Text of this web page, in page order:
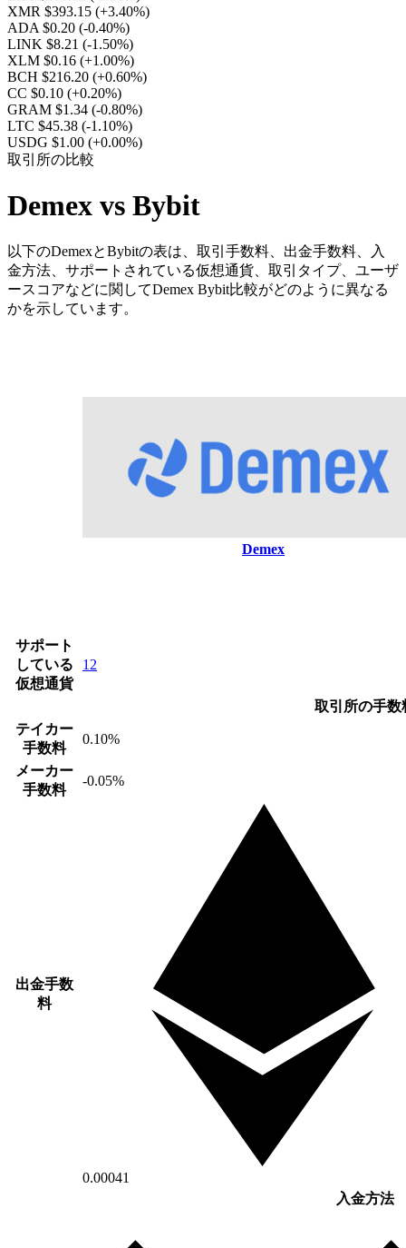
XMR $393.15 (+3.40%)
ADA $0.20 (-0.40%)
LINK $8.21 (-1.50%)
XLM $0.16 (+1.00%)
BCH $216.20 (+0.60%)
CC $0.10 (+0.20%)
GRAM $1.34 (-0.80%)
LTC $45.38 (-1.10%)
USDG $1.00 (+0.00%)
取引所の比較
Demex vs Bybit
以下のDemexとBybitの表は、取引手数料、出金手数料、入
金方法、サポートされている仮想通貨、取引タイプ、ユーザ
ースコアなどに関してDemex Bybit比較がどのように異なる
かを示しています。
Demex
サポート
している
仮想通貨
12
取引所の手数
テイカー
手数料
0.10%
メーカー
手数料
-0.05%
出金手数
料
0.00041
入金方法